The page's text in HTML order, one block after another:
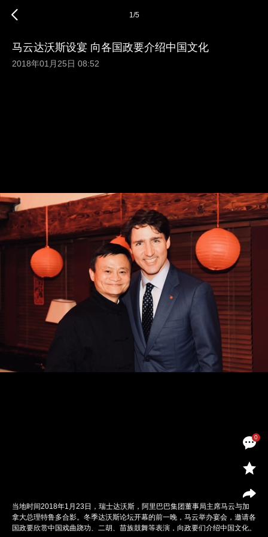
0
1/5
马云达沃斯设宴 向各国政要介绍中国文化
2018年01月25日 08:52
当地时间2018年1月23日，瑞士达沃斯，阿里巴巴集团董事局主席马云与加
拿大总理特鲁多合影。冬季达沃斯论坛开幕的前一晚，马云举办宴会，邀请各
国政要欣赏中国戏曲跷功、二胡、苗族鼓舞等表演，向政要们介绍中国文化。